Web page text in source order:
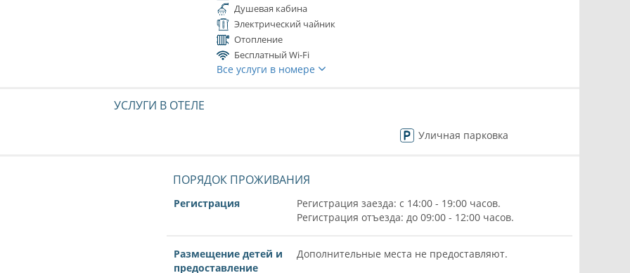
Душевая кабина
Электрический чайник
Отопление
Бесплатный Wi-Fi
Все услуги в номере
УСЛУГИ В ОТЕЛЕ
Уличная парковка
ПОРЯДОК ПРОЖИВАНИЯ
Регистрация
Регистрация заезда: с 14:00 - 19:00 часов.
Регистрация отъезда: до 09:00 - 12:00 часов.
Размещение детей и
предоставление
Дополнительные места не предоставляют.